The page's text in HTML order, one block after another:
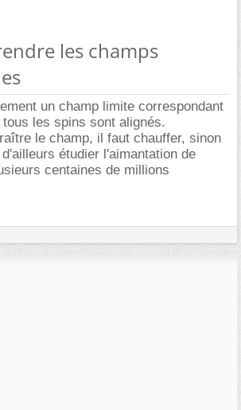
les champs
un champ limite correspondant
les spins sont alignés.
le champ, il faut chauffer, sinon
étudier l'aimantation de
centaines de millions